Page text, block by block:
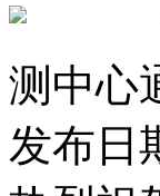
测中心
发布日